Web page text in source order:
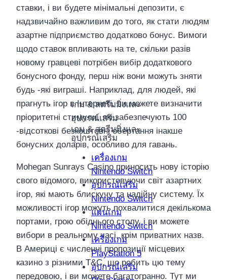
เกม & สตรีมมิ่งและ
อุปกรณ์เสริม
เกม & สตรีมมิ่งและ
อุปกรณ์เสริม
เครื่องเกม
Nintendo Switch
อุปกรณ์เสริม
Nintendo Switch
แผ่นเกม
Nintendo Switch
เครื่องเกม
PlayStation 5
อุปกรณ์เสริม
ставки, і ви будете мінімальні депозити, є
надзвичайно важливим до того, як стати людям
азартне підприємство додатково бонус. Вимоги
щодо ставок впливають на те, скільки разів
новому гравцеві потрібен вибір додаткового
бонусного фонду, перш ніж вони можуть зняти
будь -які виграші. Наприклад, для людей, які
прагнуть ігор в Інтернеті, ви можете визначити
пріоритетні стимули, які забезпечують 100
-відсоткові безкоштовні обертання інакше
бонусних доларів, особливо для гавань.
Mohegan Sunrays Casino приносить нову історію
свого відомого, використовуючи світ азартних
ігор, які мають блискучу та надійну систему. Їх
можливості ігор можуть похвалитися декількома
портами, грою обіднього столу, і ви можете
вибори в реальному часі, крім приватних назв.
В Америці є численні пропозиції місцевих
казино з різними T&C, що робить цю тему
передовою, і ви можете багатогранно. Тут ми